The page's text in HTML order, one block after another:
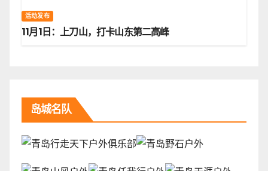
活动发布
11月1日：上刀山，打卡山东第二高峰
岛城名队